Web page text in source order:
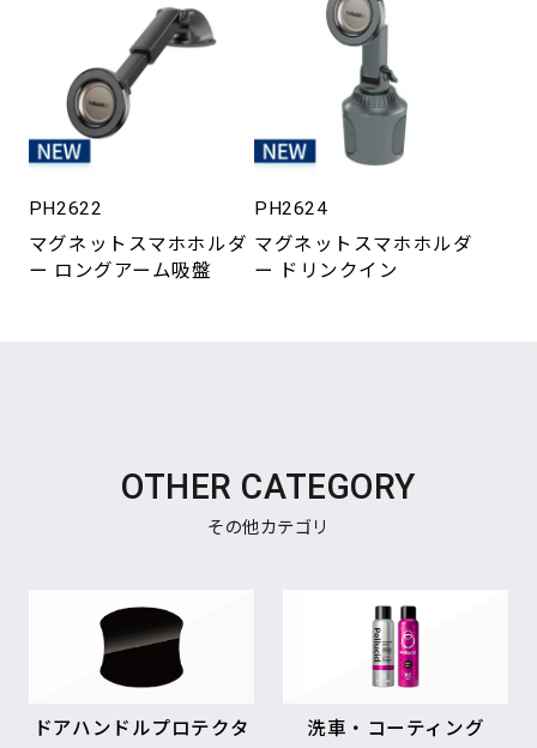
PH2622
マグネットスマホホルダ
ー ロングアーム吸盤
PH2624
マグネットスマホホルダ
ー ドリンクイン
OTHER CATEGORY
その他カテゴリ
ドアハンドルプロテクタ
洗車・コーティング